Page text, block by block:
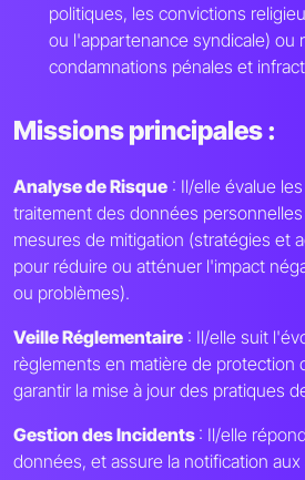
politiques, les convictions
ou l'appartenance syndicale) ou
condamnations pénales et
Missions principales :
Analyse de Risque : Il/elle évalue
traitement des données
mesures de mitigation (stratégies et
pour réduire ou atténuer l'impact
ou problèmes).
Veille Réglementaire : Il/elle suit
règlements en matière de protection
garantir la mise à jour des pratiques
Gestion des Incidents : Il/elle
données, et assure la notification